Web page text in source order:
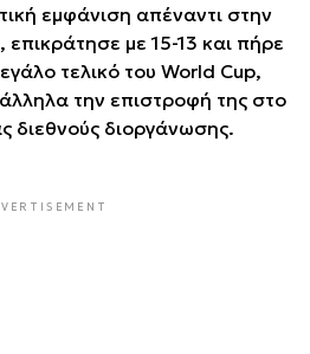
εμφάνιση απέναντι στην
με 15-13 και πήρε
τελικό του World Cup,
την επιστροφή της στο
διεθνούς διοργάνωσης.